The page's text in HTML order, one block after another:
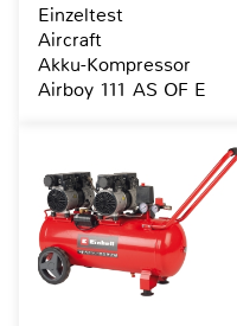
Einzeltest
Aircraft
Akku-Kompressor
Airboy 111 AS OF E